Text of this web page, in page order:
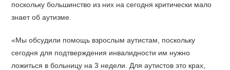
поскольку большинство из них на сегодня критически мало
знает об аутизме.
«Мы обсудили помощь взрослым аутистам, поскольку
сегодня для подтверждения инвалидности им нужно
ложиться в больницу на 3 недели. Для аутистов это крах,